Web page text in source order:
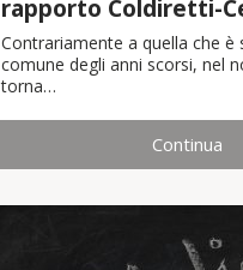
rapporto Coldiretti-
Contrariamente a quella che è
comune degli anni scorsi, nel
torna…
Continua